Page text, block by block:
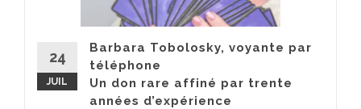
24
JUIL
Barbara Tobolosky, voyante par
téléphone
Un don rare affiné par trente
années d’expérience